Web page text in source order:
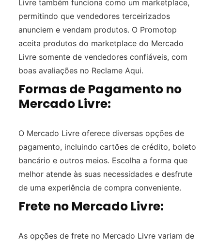
Livre também funciona como um marketplace,
permitindo que vendedores terceirizados
anunciem e vendam produtos. O Promotop
aceita produtos do marketplace do Mercado
Livre somente de vendedores confiáveis, com
boas avaliações no Reclame Aqui.
Formas de Pagamento no
Mercado Livre:
O Mercado Livre oferece diversas opções de
pagamento, incluindo cartões de crédito, boleto
bancário e outros meios. Escolha a forma que
melhor atende às suas necessidades e desfrute
de uma experiência de compra conveniente.
Frete no Mercado Livre:
As opções de frete no Mercado Livre variam de